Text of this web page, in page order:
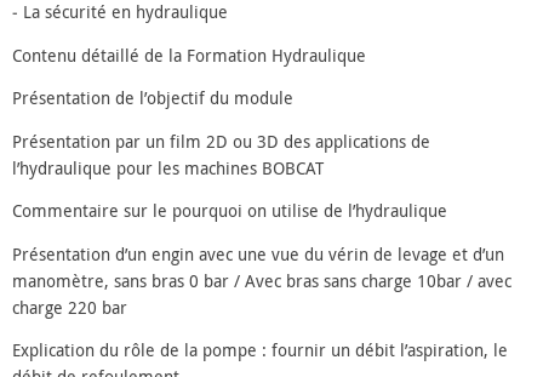
‐ La sécurité en hydraulique
Contenu détaillé de la Formation Hydraulique
Présentation de l’objectif du module
Présentation par un film 2D ou 3D des applications de
l’hydraulique pour les machines BOBCAT
Commentaire sur le pourquoi on utilise de l’hydraulique
Présentation d’un engin avec une vue du vérin de levage et d’un
manomètre, sans bras 0 bar / Avec bras sans charge 10bar / avec
charge 220 bar
Explication du rôle de la pompe : fournir un débit l’aspiration, le